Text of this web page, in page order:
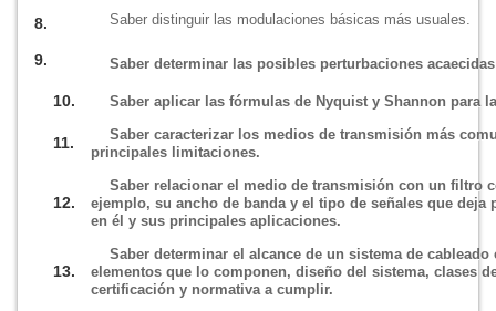
8. Saber distinguir las modulaciones básicas más usuales.
9. Saber determinar las posibles perturbaciones
10. Saber aplicar las fórmulas de Nyquist y Shannon para
11.
Saber caracterizar los medios de transmisión más
principales limitaciones.
12.
Saber relacionar el medio de transmisión con un filtro
ejemplo, su ancho de banda y el tipo de señales que
en él y sus principales aplicaciones.
13.
Saber determinar el alcance de un sistema de
elementos que lo componen, diseño del sistema, clases
certificación y normativa a cumplir.